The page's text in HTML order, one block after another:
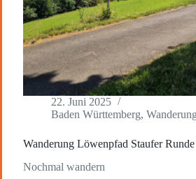
22. Juni 2025
Baden Württemberg,
Wanderung Löwenpfad Staufer Runde
Nochmal wandern